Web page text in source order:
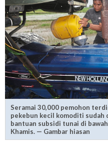
Seramai 30,000 pemohon
pekebun kecil komoditi sudah
bantuan subsidi tunai di
Khamis. — Gambar hiasan